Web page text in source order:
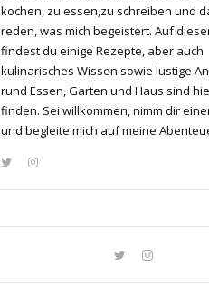
kochen, zu essen,zu schreiben und
reden, was mich begeistert. Auf
findest du einige Rezepte, aber auch
kulinarisches Wissen sowie lustige
rund Essen, Garten und Haus sind
finden. Sei willkommen, nimm dir
und begleite mich auf meine